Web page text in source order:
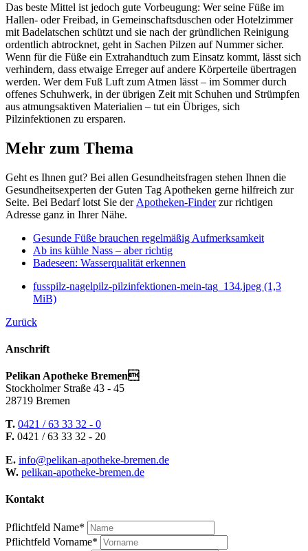
Das beste Mittel ist jedoch gute Vorbeugung: Wer seine Füße im
Hallen- oder Freibad, in Gemein­schafts­duschen oder Hotel­zimmer
mit Badelatschen schützt und sie nach der gründlichen Reinigung
ordentlich abtrocknet, geht in Sachen Pilzen auf Nummer sicher.
Wenn für die Füße ein Extrahandtuch zum Einsatz kommt, lässt sich
verhindern, dass etwaige Erreger auf andere Körperteile übertragen
werden. Wer dem Fuß Luft zum Atmen lässt – im Sommer durch
offenes Schuhwerk, in der übrigen Zeit mit Schuhen und Strümpfen
aus atmungs­aktiven Materialien – tut ein Übriges, sich
Pilzinfektionen zu ersparen.
Mehr zum Thema
Geht es Ihnen gut? Bei allen Gesundheitsfragen stehen Ihnen die
Gesundheitsexperten der Guten Tag Apotheken gerne hilfreich zur
Seite. Bei Bedarf lotst Sie der Apotheken-Finderzur richtigen
Adresse ganz in Ihrer Nähe.
Gesunde Füße brauchen regelmäßig Aufmerksamkeit
Ab ins kühle Nass – aber richtig
Badeseen: Wasserqualität erkennen
fusspilz-nagelpilz-pilzinfektionen-mein-tag_134.jpeg (1,3
MiB)
Zurück
Anschrift
Pelikan Apotheke Bremen
Stockholmer Straße 43 - 45
28719 Bremen
T. 0421 / 63 33 32 - 0
F. 0421 / 63 33 32 - 20
E. info@pelikan-apotheke-bremen.de
W. pelikan-apotheke-bremen.de
Kontakt
Pflichtfeld Name*
Pflichtfeld Vorname*